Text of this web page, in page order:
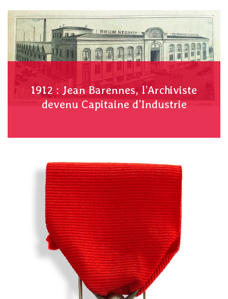
1912 : Jean Barennes, l’Archiviste
devenu Capitaine d’Industrie